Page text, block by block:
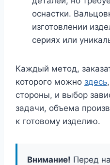
оснастки.
изготовлении
сериях или
Каждый метод,
которого можно здесь
стороны, и выбор
задачи, объема
к готовому изделию.
Внимание! Перед